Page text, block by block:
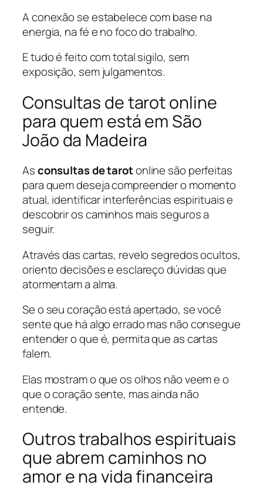
A conexão se estabelece com base na
energia, na fé e no foco do trabalho.
E tudo é feito com total sigilo, sem
exposição, sem julgamentos.
Consultas de tarot online
para quem está em São
João da Madeira
Asconsultas de tarotonline são perfeitas
para quem deseja compreender o momento
atual, identificar interferências espirituais e
descobrir os caminhos mais seguros a
seguir.
Através das cartas, revelo segredos ocultos,
oriento decisões e esclareço dúvidas que
atormentam a alma.
Se o seu coração está apertado, se você
sente que há algo errado mas não consegue
entender o que é, permita que as cartas
falem.
Elas mostram o que os olhos não veem e o
que o coração sente, mas ainda não
entende.
Outros trabalhos espirituais
que abrem caminhos no
amor e na vida financeira